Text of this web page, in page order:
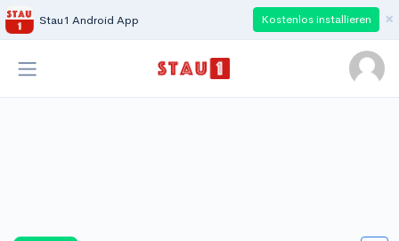
Stau1 Android App Kostenlos installieren ×